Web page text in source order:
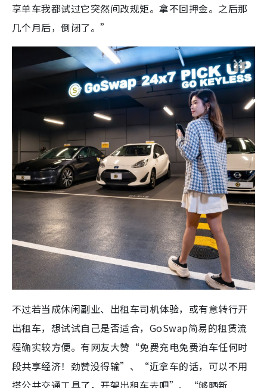
享单车我都试过它突然间改规矩。拿不回押金。之后那
几个月后，倒闭了。”
不过若当成休闲副业、出租车司机体验，或有意转行开
出租车，想试试自己是否适合，GoSwap简易的租赁流
程确实较方便。有网友大赞“免费充电免费泊车任何时
段共享经济！劲赞没得输”、“近拿车的话，可以不用
搭公共交通工具了，开架出租车去吧”、“够晒新